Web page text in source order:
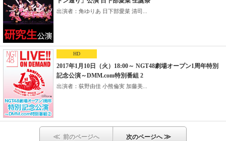
出演者：角ゆりあ 日下部愛菜 清司...
HD
2017年1月10日（火）18:00～ NGT48劇場オープン1周年特別
記念公演～DMM.com特別番組 2
出演者：荻野由佳 小熊倫実 加藤美...
≪ 前のページへ 次のページへ≫